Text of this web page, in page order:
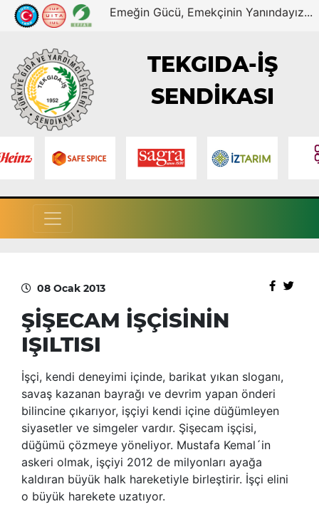
Emeğin Gücü, Emekçinin Yanındayız...
TEKGIDA-İŞ
SENDİKASI
08 Ocak 2013
ŞİŞECAM İŞÇİSİNİN
IŞILTISI
İşçi, kendi deneyimi içinde, barikat yıkan sloganı,
savaş kazanan bayrağı ve devrim yapan önderi
bilincine çıkarıyor, işçiyi kendi içine düğümleyen
siyasetler ve simgeler vardır. Şişecam işçisi,
düğümü çözmeye yöneliyor. Mustafa Kemal´in
askeri olmak, işçiyi 2012 de milyonları ayağa
kaldıran büyük halk hareketiyle birleştirir. İşçi elini
o büyük harekete uzatıyor.